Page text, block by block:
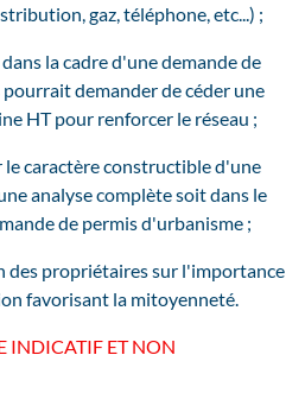
gaz, téléphone, etc...) ;
la cadre d'une demande de
demander de céder une
HT pour renforcer le réseau ;
le caractère constructible d'une
analyse complète soit dans le
de permis d'urbanisme ;
des propriétaires sur l'importance
favorisant la mitoyenneté.
INDICATIF ET NON